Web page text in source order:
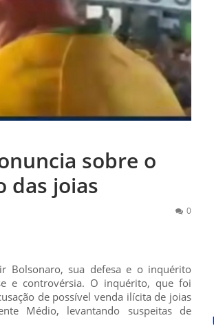
sobre o
das joias
0
Bolsonaro, sua defesa e o inquérito
e controvérsia. O inquérito, que foi
de possível venda ilícita de joias
Médio, levantando suspeitas de